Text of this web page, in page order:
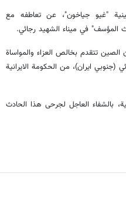
"غيو جياخون"، عن تعاطفه مع
المؤسف" في ميناء الشهيد رجائي.
الصين تتقدم بخالص العزاء والمواساة
(جنوبي ايران)، من الحكومة الايرانية
بالشفاء العاجل لجرحى هذا الحادث